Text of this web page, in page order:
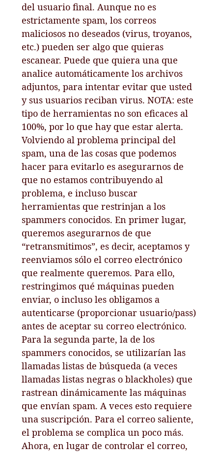
del usuario final. Aunque no es
estrictamente spam, los correos
maliciosos no deseados (virus, troyanos,
etc.) pueden ser algo que quieras
escanear. Puede que quiera una que
analice automáticamente los archivos
adjuntos, para intentar evitar que usted
y sus usuarios reciban virus. NOTA: este
tipo de herramientas no son eficaces al
100%, por lo que hay que estar alerta.
Volviendo al problema principal del
spam, una de las cosas que podemos
hacer para evitarlo es asegurarnos de
que no estamos contribuyendo al
problema, e incluso buscar
herramientas que restrinjan a los
spammers conocidos. En primer lugar,
queremos asegurarnos de que
“retransmitimos”, es decir, aceptamos y
reenviamos sólo el correo electrónico
que realmente queremos. Para ello,
restringimos qué máquinas pueden
enviar, o incluso les obligamos a
autenticarse (proporcionar usuario/pass)
antes de aceptar su correo electrónico.
Para la segunda parte, la de los
spammers conocidos, se utilizarían las
llamadas listas de búsqueda (a veces
llamadas listas negras o blackholes) que
rastrean dinámicamente las máquinas
que envían spam. A veces esto requiere
una suscripción. Para el correo saliente,
el problema se complica un poco más.
Ahora, en lugar de controlar el correo,